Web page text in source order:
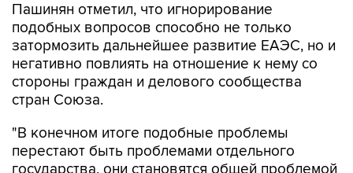
Пашинян отметил, что игнорирование
подобных вопросов способно не только
затормозить дальнейшее развитие ЕАЭС, но и
негативно повлиять на отношение к нему со
стороны граждан и делового сообщества
стран Союза.
"В конечном итоге подобные проблемы
перестают быть проблемами отдельного